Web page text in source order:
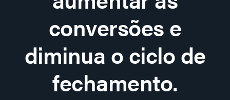
conversões e
diminua o ciclo de
fechamento.